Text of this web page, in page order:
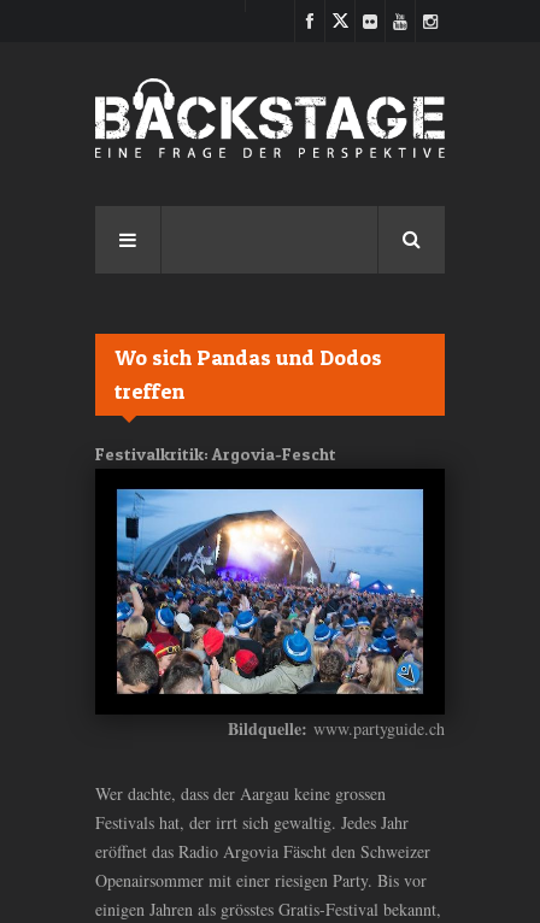
Wo sich Pandas und Dodos
treffen
Festivalkritik: Argovia-Fescht
Bildquelle: www.partyguide.ch
Wer dachte, dass der Aargau keine grossen
Festivals hat, der irrt sich gewaltig. Jedes Jahr
eröffnet das Radio Argovia Fäscht den Schweizer
Openairsommer mit einer riesigen Party. Bis vor
einigen Jahren als grösstes Gratis-Festival bekannt,